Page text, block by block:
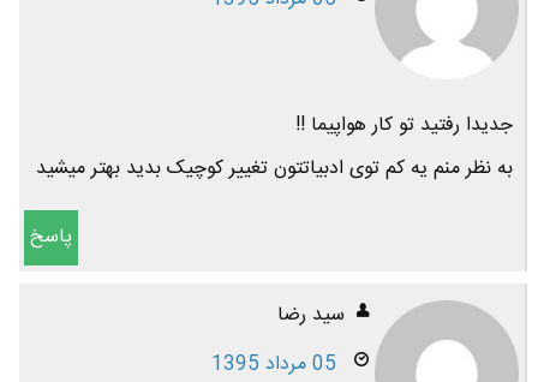
جدیدا رفتید تو کار هواپیما !!
به نظر منم یه کم توی ادبیاتتون تغییر کوچیک بدید بهتر میشید
پاسخ
سید رضا
05 مرداد 1395